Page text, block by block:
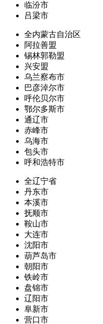
临汾市
吕梁市
全内蒙古自治区
阿拉善盟
锡林郭勒盟
兴安盟
乌兰察布市
巴彦淖尔市
呼伦贝尔市
鄂尔多斯市
通辽市
赤峰市
乌海市
包头市
呼和浩特市
全辽宁省
丹东市
本溪市
抚顺市
鞍山市
大连市
沈阳市
葫芦岛市
朝阳市
铁岭市
盘锦市
辽阳市
阜新市
营口市